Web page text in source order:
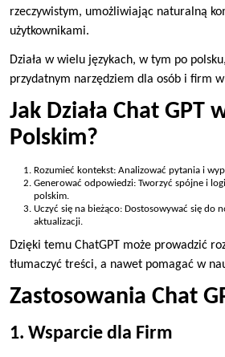
rzeczywistym, umożliwiając naturalną
użytkownikami.
Działa w wielu językach, w tym po
przydatnym narzędziem dla osób i firm w
Jak Działa Chat GPT
Polskim?
Rozumieć kontekst: Analizować pytania i
Generować odpowiedzi: Tworzyć spójne i
polskim.
Uczyć się na bieżąco: Dostosowywać się do
aktualizacji.
Dzięki temu ChatGPT może prowadzić
tłumaczyć treści, a nawet pomagać w
Zastosowania Chat
1. Wsparcie dla Firm